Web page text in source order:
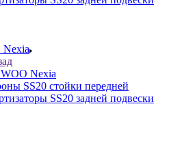
Nexia
SS20 стойки передней
SS20 задней подвески